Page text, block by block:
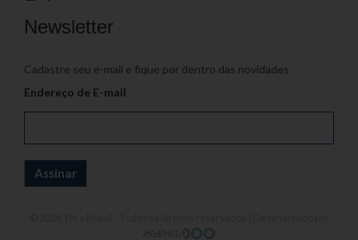
Newsletter
Cadastre seu e-mail e fique por dentro das novidades
Endereço de E-mail